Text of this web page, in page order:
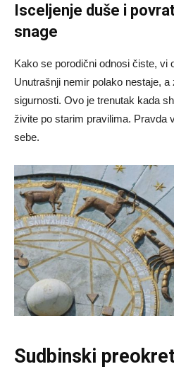
Isceljenje duše i
snage
Kako se porodični odnosi čiste, vi
Unutrašnji nemir polako nestaje,
sigurnosti. Ovo je trenutak kada
živite po starim pravilima. Pravda
sebe.
Sudbinski